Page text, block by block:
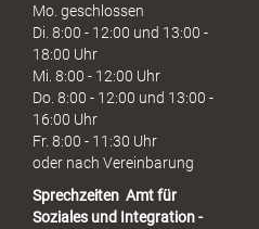
Mo. geschlossen
Di. 8:00 - 12:00 und 13:00 -
18:00 Uhr
Mi. 8:00 - 12:00 Uhr
Do. 8:00 - 12:00 und 13:00 -
16:00 Uhr
Fr. 8:00 - 11:30 Uhr
oder nach Vereinbarung
Sprechzeiten Amt für
Soziales und Integration -